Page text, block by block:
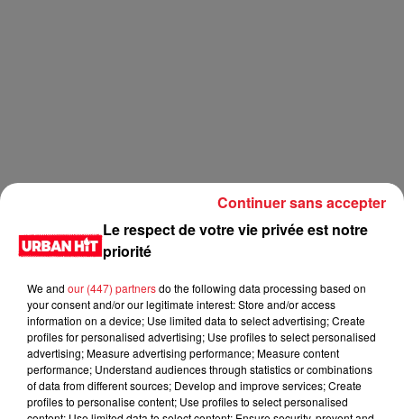
0:00 2 min 42 sec
Le respect de votre vie privée est notre
priorité
We and our (447) partnersdo the following data processing based on
your consent and/or our legitimate interest: Store and/or access
information on a device; Use limited data to select advertising; Create
profiles for personalised advertising; Use profiles to select personalised
advertising; Measure advertising performance; Measure content
performance; Understand audiences through statistics or combinations
of data from different sources; Develop and improve services; Create
profiles to personalise content; Use profiles to select personalised
Continuer sans accepter